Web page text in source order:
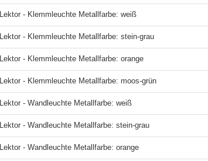
Lektor - Klemmleuchte Metallfarbe: weiß
Lektor - Klemmleuchte Metallfarbe: stein-grau
Lektor - Klemmleuchte Metallfarbe: orange
Lektor - Klemmleuchte Metallfarbe: moos-grün
Lektor - Wandleuchte Metallfarbe: weiß
Lektor - Wandleuchte Metallfarbe: stein-grau
Lektor - Wandleuchte Metallfarbe: orange